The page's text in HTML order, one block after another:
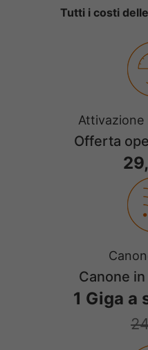
Tutti i costi
Attivazione
Offerta
Canone
1 Giga a